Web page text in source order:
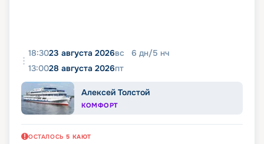
18:3023 августа 2026вс 6 дн/5 нч
13:0028 августа 2026пт
Алексей Толстой
КОМФОРТ
ОСТАЛОСЬ 5 КАЮТ